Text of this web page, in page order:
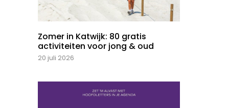
Zomer in Katwijk: 80 gratis
activiteiten voor jong & oud
20 juli 2026